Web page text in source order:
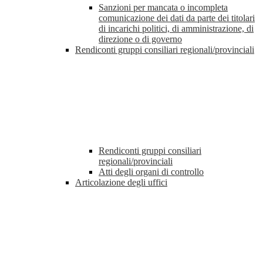
Sanzioni per mancata o incompleta
comunicazione dei dati da parte dei titolari
di incarichi politici, di amministrazione, di
direzione o di governo
Rendiconti gruppi consiliari regionali/provinciali
Rendiconti gruppi consiliari
regionali/provinciali
Atti degli organi di controllo
Articolazione degli uffici